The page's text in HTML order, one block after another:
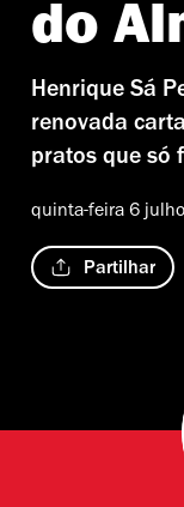
do
Henrique Sá
renovada
pratos que só
quinta-feira 6
Partilhar